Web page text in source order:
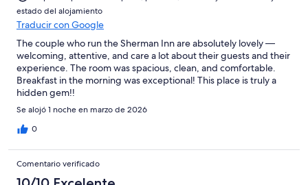
estado del alojamiento
Traducir con Google
The couple who run the Sherman Inn are absolutely lovely —
welcoming, attentive, and care a lot about their guests and their
experience. The room was spacious, clean, and comfortable.
Breakfast in the morning was exceptional! This place is truly a
hidden gem!!
Se alojó 1 noche en marzo de 2026
0
Comentario verificado